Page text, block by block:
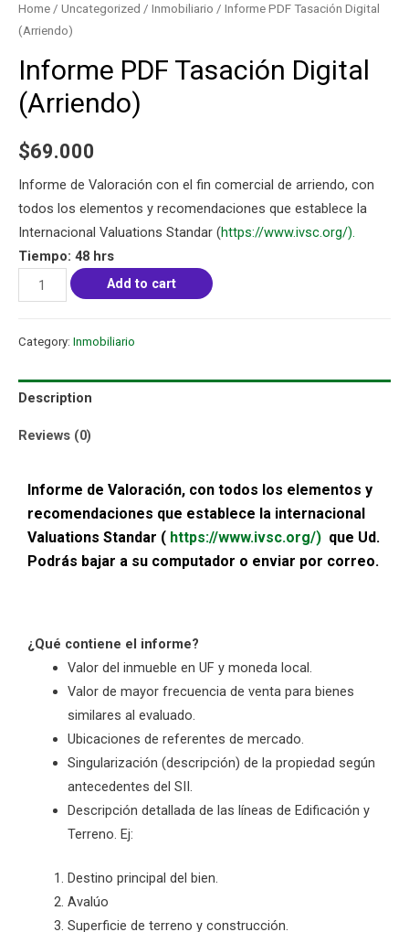
Home / Uncategorized / Inmobiliario / Informe PDF Tasación Digital
(Arriendo)
Informe PDF Tasación Digital
(Arriendo)
$69.000
Informe de Valoración con el fin comercial de arriendo, con
todos los elementos y recomendaciones que establece la
Internacional Valuations Standar (https://www.ivsc.org/).
Tiempo: 48 hrs
Add to cart
Category: Inmobiliario
Description
Reviews (0)
Informe de Valoración, con todos los elementos y
recomendaciones que establece la internacional
Valuations Standar ( https://www.ivsc.org/) que Ud.
Podrás bajar a su computador o enviar por correo.
¿Qué contiene el informe?
Valor del inmueble en UF y moneda local.
Valor de mayor frecuencia de venta para bienes
similares al evaluado.
Ubicaciones de referentes de mercado.
Singularización (descripción) de la propiedad según
antecedentes del SII.
Descripción detallada de las líneas de Edificación y
Terreno. Ej:
Destino principal del bien.
Avalúo
Superficie de terreno y construcción.